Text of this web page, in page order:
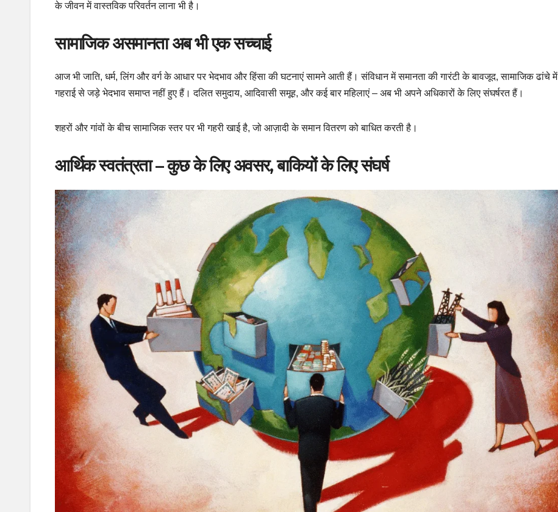
के जीवन में वास्तविक परिवर्तन लाना भी है।
सामाजिक असमानता अब भी एक सच्चाई
आज भी जाति, धर्म, लिंग और वर्ग के आधार पर भेदभाव और हिंसा की घटनाएं सामने आती हैं। संविधान में समानता की गारंटी के बावजूद, सामाजिक ढांचे में
गहराई से जड़े भेदभाव समाप्त नहीं हुए हैं। दलित समुदाय, आदिवासी समूह, और कई बार महिलाएं – अब भी अपने अधिकारों के लिए संघर्षरत हैं।
शहरों और गांवों के बीच सामाजिक स्तर पर भी गहरी खाई है, जो आज़ादी के समान वितरण को बाधित करती है।
आर्थिक स्वतंत्रता – कुछ के लिए अवसर, बाकियों के लिए संघर्ष